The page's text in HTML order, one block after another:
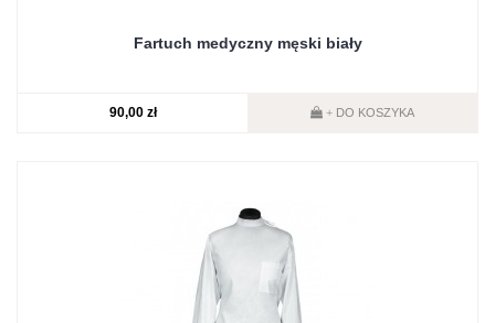
Fartuch medyczny męski biały
90,00 zł + DO KOSZYKA